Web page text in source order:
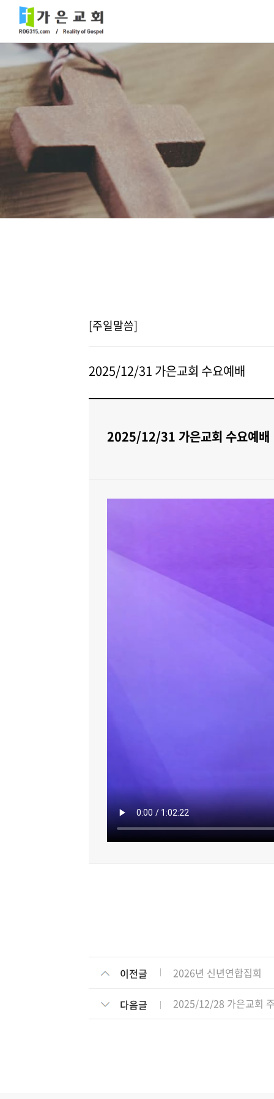
[주일말씀]
2025/12/31 가은교회 수요예배
2025/12/31 가은교회 수요예배
이전글 2026년 신년연합집회
2025/12/28 가은교회
다음글